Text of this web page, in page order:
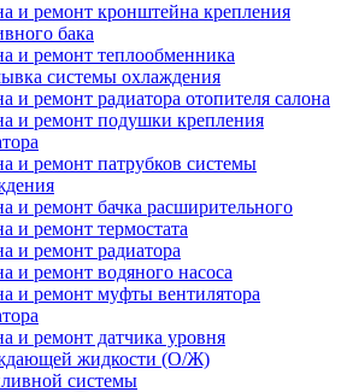
и ремонт кронштейна крепления
бака
и ремонт теплообменника
системы охлаждения
и ремонт радиатора отопителя салона
и ремонт подушки крепления
и ремонт патрубков системы
и ремонт бачка расширительного
и ремонт термостата
и ремонт радиатора
и ремонт водяного насоса
и ремонт муфты вентилятора
и ремонт датчика уровня
жидкости (О/Ж)
системы